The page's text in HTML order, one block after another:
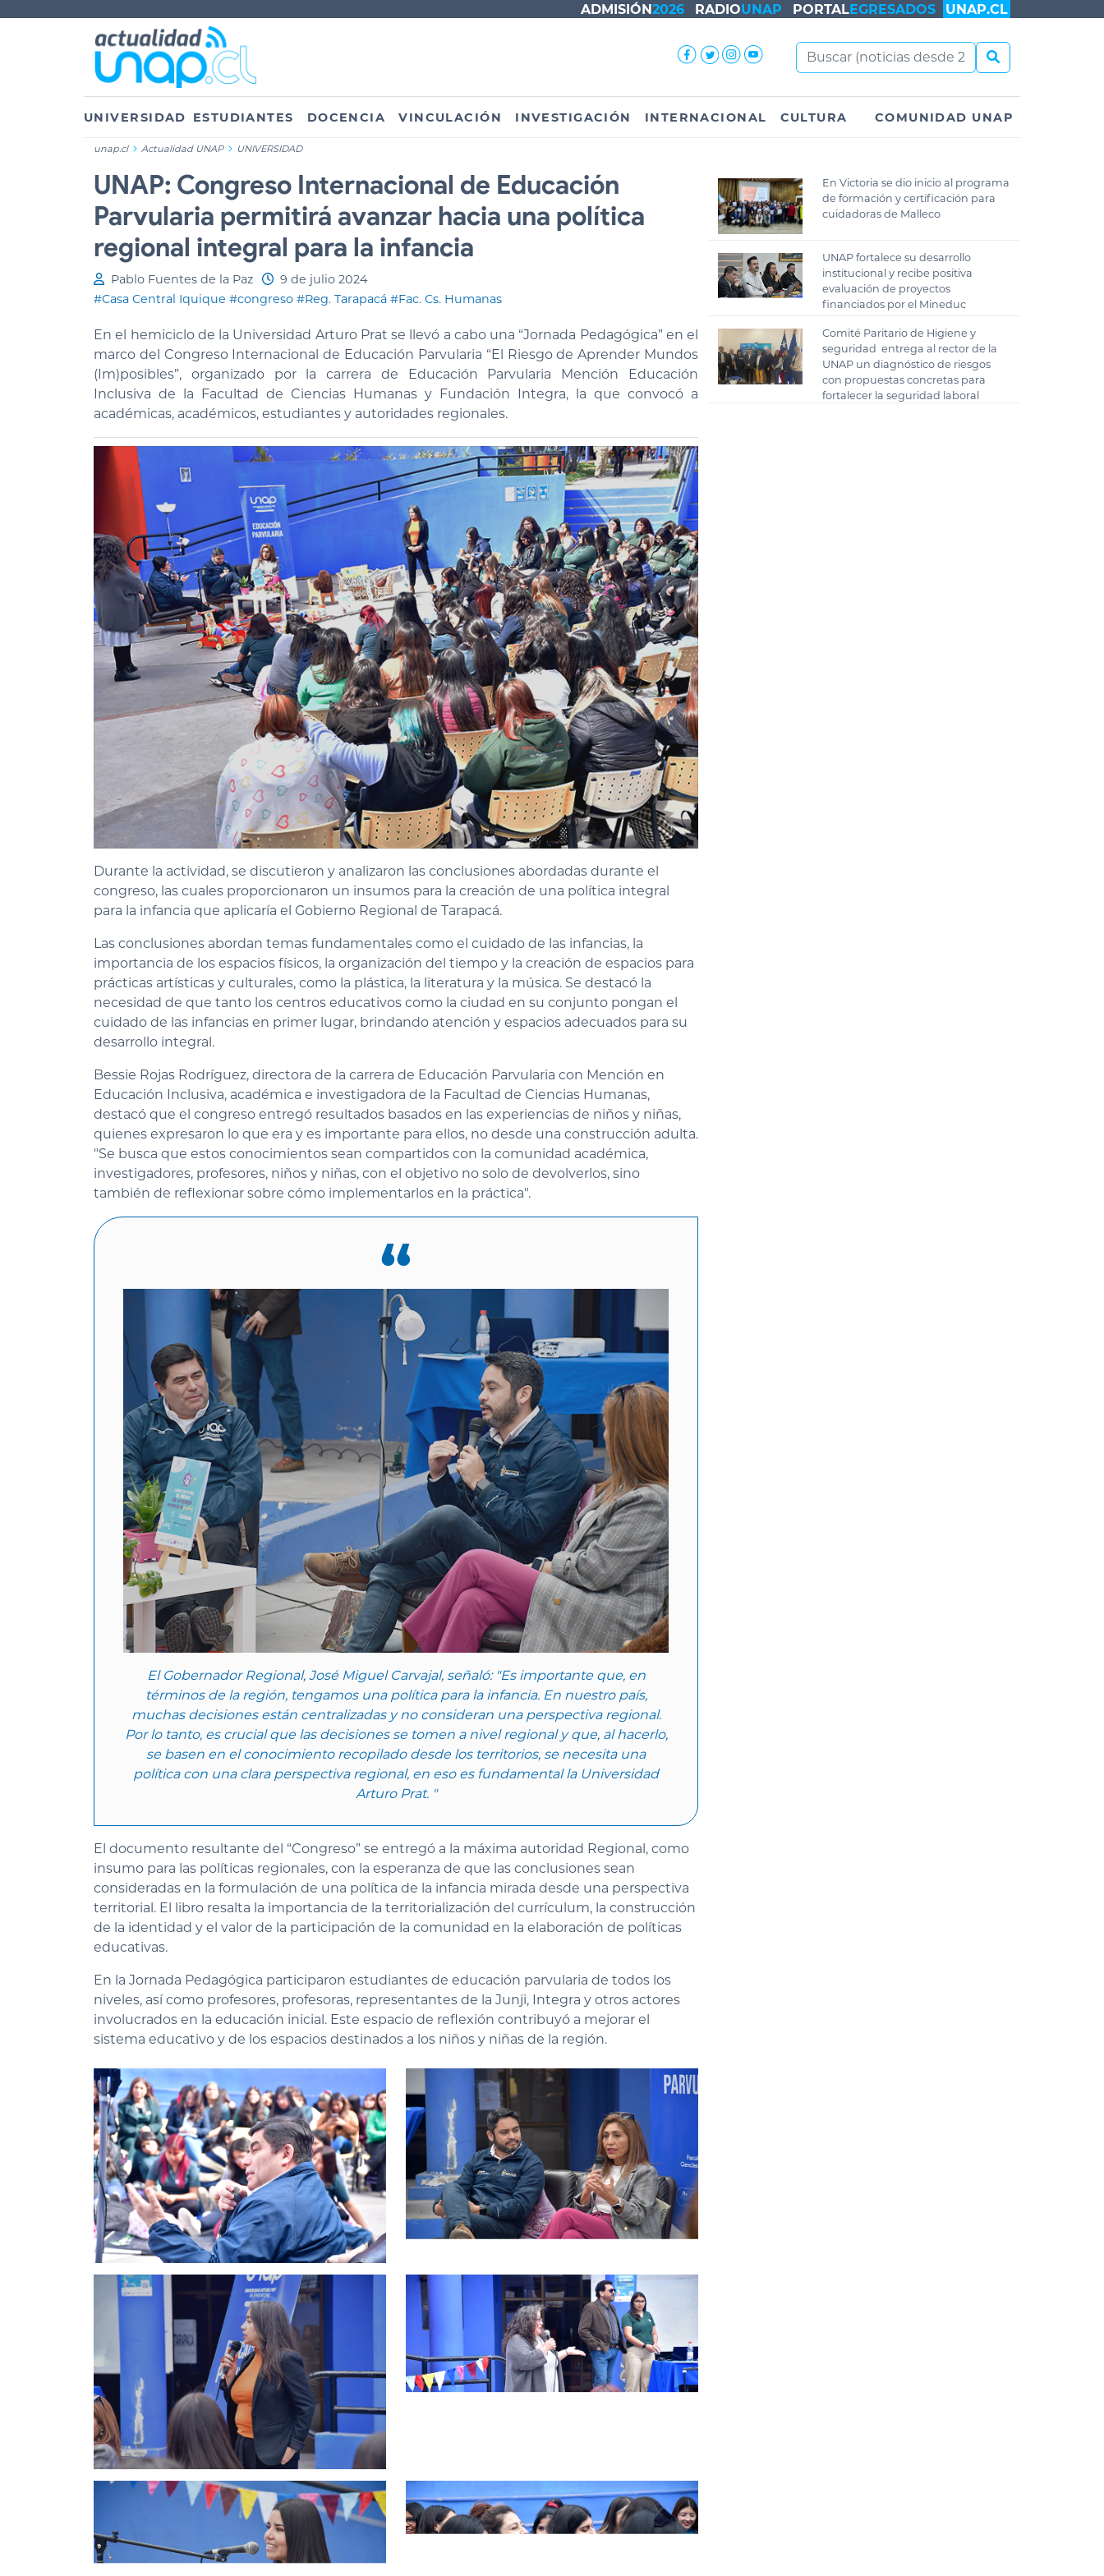
ADMISIÓN2026 RADIOUNAP PORTALEGRESADOS UNAP.CL
UNIVERSIDAD ESTUDIANTES DOCENCIA VINCULACIÓN INVESTIGACIÓN INTERNACIONAL CULTURA COMUNIDAD UNAP
unap.cl Actualidad UNAP UNIVERSIDAD
UNAP: Congreso Internacional de Educación
Parvularia permitirá avanzar hacia una política
regional integral para la infancia
Pablo Fuentes de la Paz
9 de julio 2024
#Casa Central Iquique #congreso #Reg. Tarapacá #Fac. Cs. Humanas
En el hemiciclo de la Universidad Arturo Prat se llevó a cabo una “Jornada Pedagógica” en el
marco del Congreso Internacional de Educación Parvularia “El Riesgo de Aprender Mundos
(Im)posibles”, organizado por la carrera de Educación Parvularia Mención Educación
Inclusiva de la Facultad de Ciencias Humanas y Fundación Integra, la que convocó a
académicas, académicos, estudiantes y autoridades regionales.
Durante la actividad, se discutieron y analizaron las conclusiones abordadas durante el
congreso, las cuales proporcionaron un insumos para la creación de una política integral
para la infancia que aplicaría el Gobierno Regional de Tarapacá.
Las conclusiones abordan temas fundamentales como el cuidado de las infancias, la
importancia de los espacios físicos, la organización del tiempo y la creación de espacios para
prácticas artísticas y culturales, como la plástica, la literatura y la música. Se destacó la
necesidad de que tanto los centros educativos como la ciudad en su conjunto pongan el
cuidado de las infancias en primer lugar, brindando atención y espacios adecuados para su
desarrollo integral.
Bessie Rojas Rodríguez, directora de la carrera de Educación Parvularia con Mención en
Educación Inclusiva, académica e investigadora de la Facultad de Ciencias Humanas,
destacó que el congreso entregó resultados basados en las experiencias de niños y niñas,
quienes expresaron lo que era y es importante para ellos, no desde una construcción adulta.
"Se busca que estos conocimientos sean compartidos con la comunidad académica,
investigadores, profesores, niños y niñas, con el objetivo no solo de devolverlos, sino
también de reflexionar sobre cómo implementarlos en la práctica".
El Gobernador Regional, José Miguel Carvajal, señaló: "Es importante que, en
términos de la región, tengamos una política para la infancia. En nuestro país,
muchas decisiones están centralizadas y no consideran una perspectiva regional.
Por lo tanto, es crucial que las decisiones se tomen a nivel regional y que, al hacerlo,
se basen en el conocimiento recopilado desde los territorios, se necesita una
política con una clara perspectiva regional, en eso es fundamental la Universidad
Arturo Prat. "
El documento resultante del “Congreso” se entregó a la máxima autoridad Regional, como
insumo para las políticas regionales, con la esperanza de que las conclusiones sean
consideradas en la formulación de una política de la infancia mirada desde una perspectiva
territorial. El libro resalta la importancia de la territorialización del currículum, la construcción
de la identidad y el valor de la participación de la comunidad en la elaboración de políticas
educativas.
En la Jornada Pedagógica participaron estudiantes de educación parvularia de todos los
niveles, así como profesores, profesoras, representantes de la Junji, Integra y otros actores
involucrados en la educación inicial. Este espacio de reflexión contribuyó a mejorar el
sistema educativo y de los espacios destinados a los niños y niñas de la región.
En Victoria se dio inicio al programa
de formación y certificación para
cuidadoras de Malleco
UNAP fortalece su desarrollo
institucional y recibe positiva
evaluación de proyectos
financiados por el Mineduc
Comité Paritario de Higiene y
seguridad entrega al rector de la
UNAP un diagnóstico de riesgos
con propuestas concretas para
fortalecer la seguridad laboral